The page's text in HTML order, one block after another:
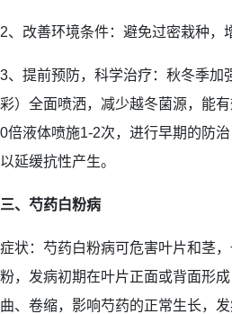
2、改善环境条件：避免过密栽种，
3、提前预防，科学治疗：秋冬季加
彩）全面喷洒，减少越冬菌源，能
0倍液体喷施1-2次，进行早期的防
以延缓抗性产生。
三、芍药白粉病
症状：芍药白粉病可危害叶片和茎
粉，发病初期在叶片正面或背面形
曲、卷缩，影响芍药的正常生长，